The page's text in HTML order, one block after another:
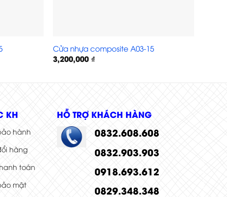
Cửa nhựa composite A03-15
3,200,000 ₫
KH
hành
hàng
toán
mật
HỖ TRỢ KHÁCH HÀNG
0832.608.608
0832.903.903
0918.693.612
0829.348.348